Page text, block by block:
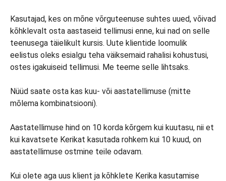
Kasutajad, kes on mõne võrguteenuse suhtes uued, võivad
kõhklevalt osta aastaseid tellimusi enne, kui nad on selle
teenusega täielikult kursis. Uute klientide loomulik
eelistus oleks esialgu teha väiksemaid rahalisi kohustusi,
ostes igakuiseid tellimusi. Me teeme selle lihtsaks.
Nüüd saate osta kas kuu- või aastatellimuse (mitte
mõlema kombinatsiooni).
Aastatellimuse hind on 10 korda kõrgem kui kuutasu, nii et
kui kavatsete Kerikat kasutada rohkem kui 10 kuud, on
aastatellimuse ostmine teile odavam.
Kui olete aga uus klient ja kõhklete Kerika kasutamise